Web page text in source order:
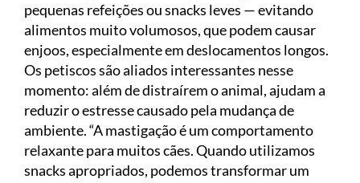
pequenas refeições ou snacks leves — evitando
alimentos muito volumosos, que podem causar
enjoos, especialmente em deslocamentos longos.
Os petiscos são aliados interessantes nesse
momento: além de distraírem o animal, ajudam a
reduzir o estresse causado pela mudança de
ambiente. “A mastigação é um comportamento
relaxante para muitos cães. Quando utilizamos
snacks apropriados, podemos transformar um